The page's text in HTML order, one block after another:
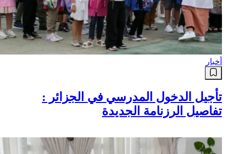
أخبار
تأجيل الدخول المدرسي في الجزائر :
تفاصيل الرزنامة الجديدة